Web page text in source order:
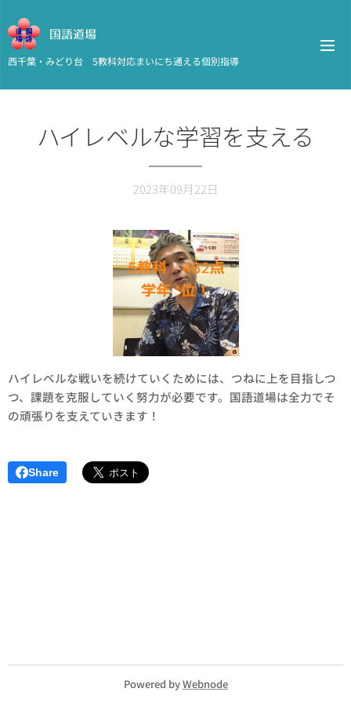
国語道場
西千葉・みどり台 5教科対応まいにち通える個別指導
ハイレベルな学習を支える
2023年09月22日
ハイレベルな戦いを続けていくためには、つねに上を目指しつ
つ、課題を克服していく努力が必要です。国語道場は全力でそ
の頑張りを支えていきます！
Share
Powered byWebnode